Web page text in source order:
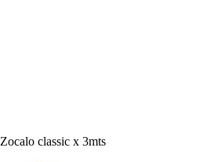
Zocalo classic x 3mts